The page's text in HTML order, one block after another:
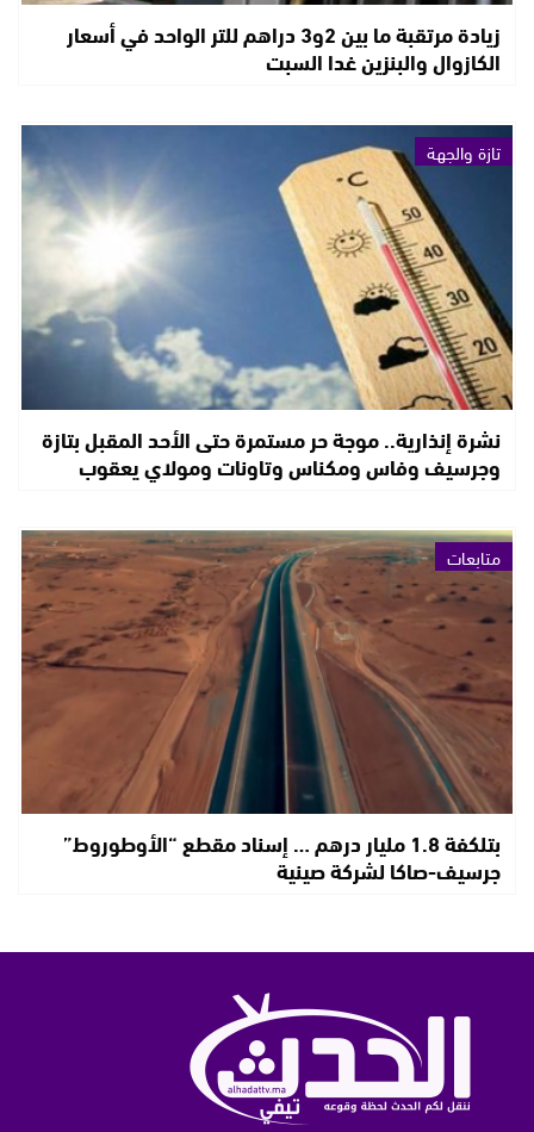
زيادة مرتقبة ما بين 2و3 دراهم للتر الواحد في أسعار
الكازوال والبنزين غدا السبت
تازة والجهة
نشرة إنذارية.. موجة حر مستمرة حتى الأحد المقبل بتازة
وجرسيف وفاس ومكناس وتاونات ومولاي يعقوب
متابعات
بتلكفة 1.8 مليار درهم … إسناد مقطع “الأوطوروط”
جرسيف-صاكا لشركة صينية